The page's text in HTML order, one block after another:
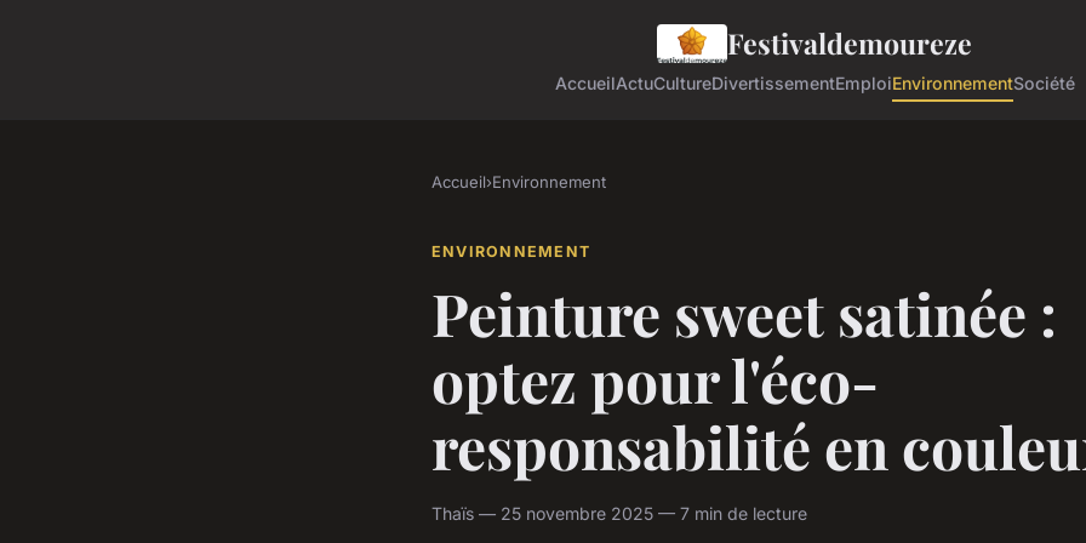
Festivaldemoureze
AccueilActuCultureDivertissementEmploiEnvironnementSociété
Accueil›Environnement
ENVIRONNEMENT
Peinture sweet satinée :
optez pour l'éco-
responsabilité en
Thaïs — 25 novembre 2025 — 7 min de lecture